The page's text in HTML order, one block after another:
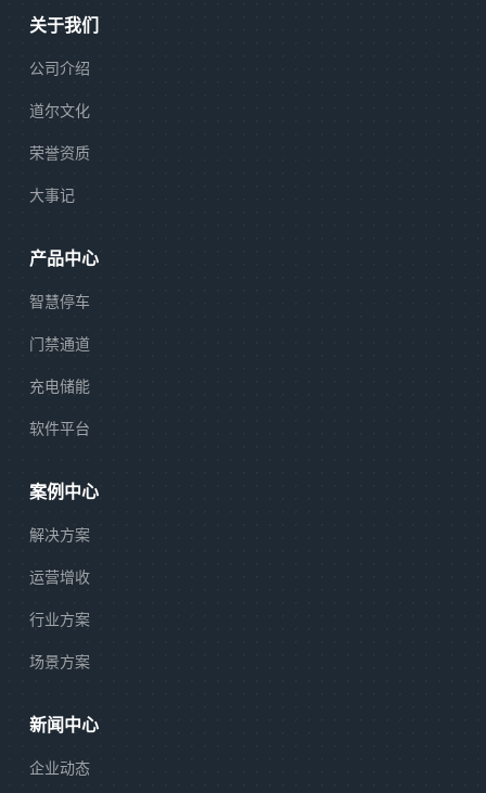
关于我们
公司介绍
道尔文化
荣誉资质
大事记
产品中心
智慧停车
门禁通道
充电储能
软件平台
案例中心
解决方案
运营增收
行业方案
场景方案
新闻中心
企业动态